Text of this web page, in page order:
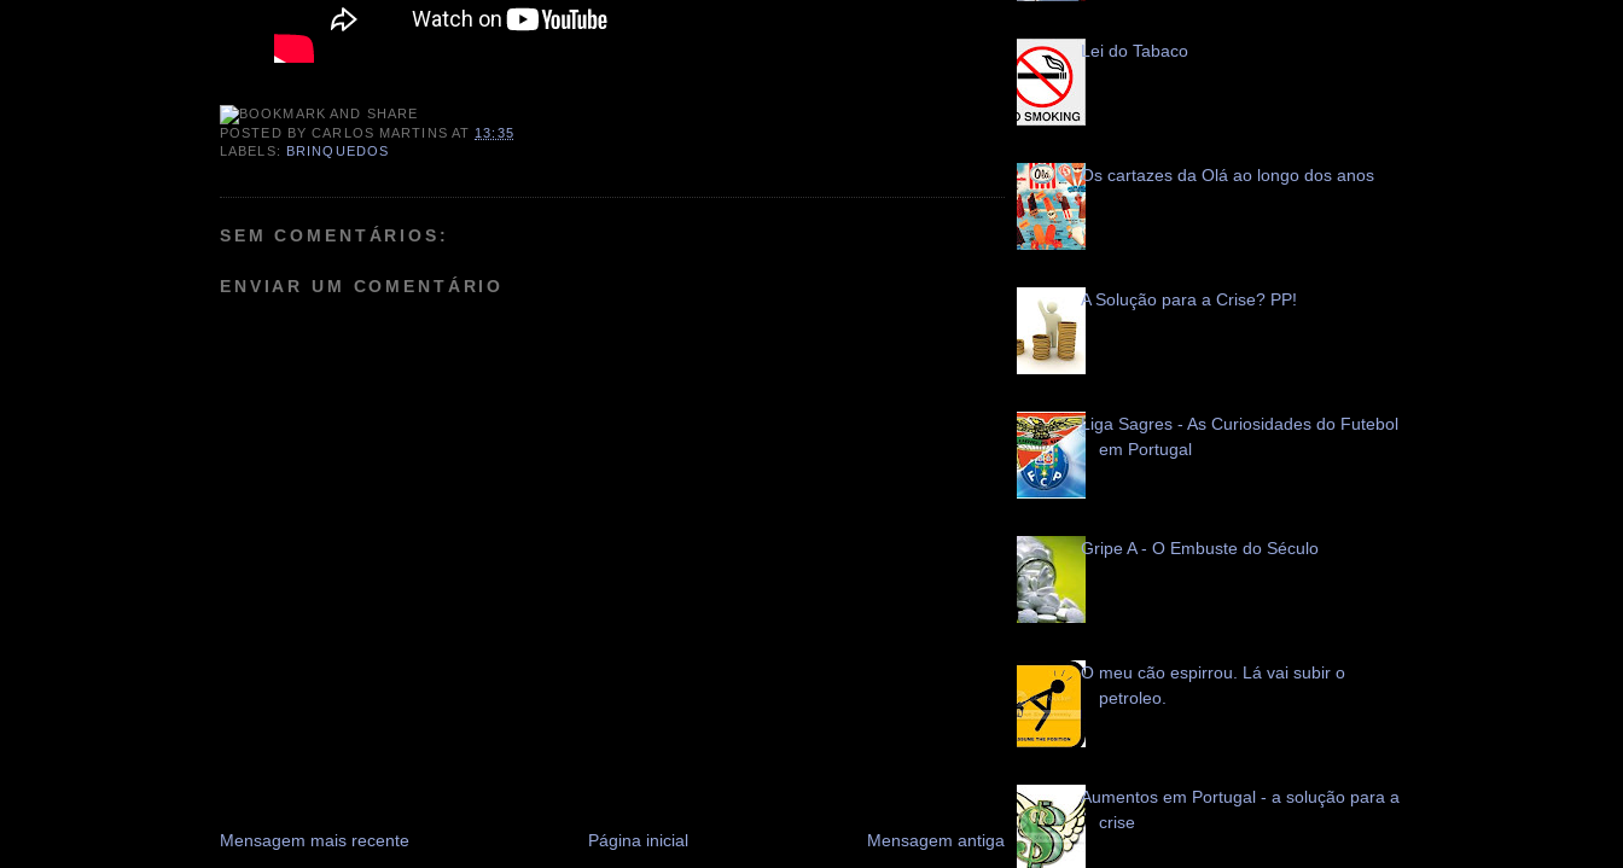
POSTED BYCARLOS MARTINS AT 13:35
LABELS: BRINQUEDOS
SEM COMENTÁRIOS:
ENVIAR UM COMENTÁRIO
Mensagem mais recente Mensagem antiga
Página inicial
Lei do Tabaco
Os cartazes da Olá ao longo dos anos
A Solução para a Crise? PP!
Liga Sagres - As Curiosidades do Futebol
em Portugal
Gripe A - O Embuste do Século
O meu cão espirrou. Lá vai subir o
petroleo.
Aumentos em Portugal - a solução para a
crise